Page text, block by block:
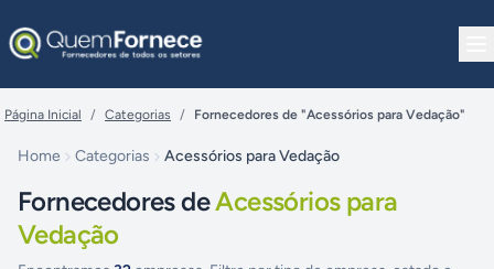
Página Inicial / Categorias / Fornecedores de "Acessórios para Vedação"
Home Categorias Acessórios para Vedação
Fornecedores deAcessórios para
Vedação